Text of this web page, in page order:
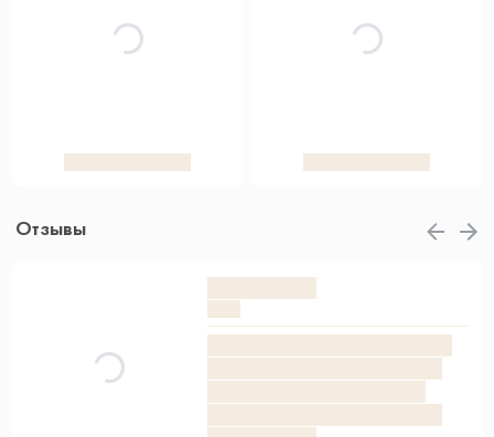
Отзывы